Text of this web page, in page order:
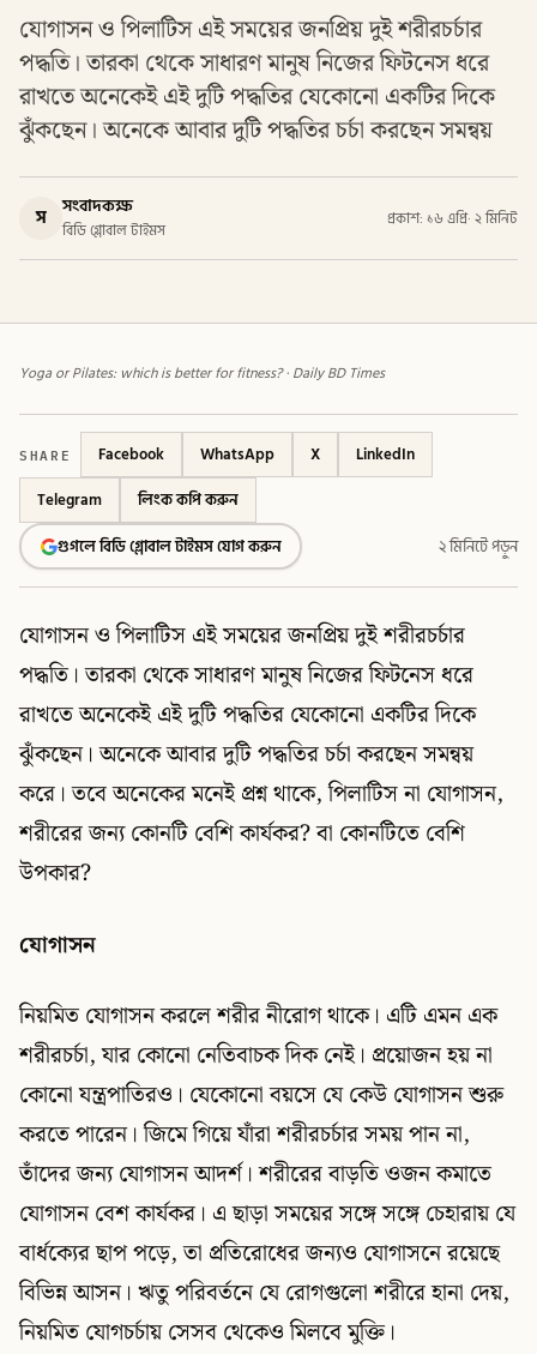
যোগাসন ও পিলাটিস এই সময়ের জনপ্রিয় দুই শরীরচর্চার
পদ্ধতি। তারকা থেকে সাধারণ মানুষ নিজের ফিটনেস ধরে
রাখতে অনেকেই এই দুটি পদ্ধতির যেকোনো একটির দিকে
ঝুঁকছেন। অনেকে আবার দুটি পদ্ধতির চর্চা করছেন সমন্বয়
স সংবাদকক্ষ
বিডি গ্লোবাল টাইমস
প্রকাশ: ১৬ এপ্রি· ২ মিনিট
Yoga or Pilates: which is better for fitness? · Daily BD Times
SHARE Facebook WhatsApp X
LinkedIn
Telegram
লিংক কপি করুন
গুগলে বিডি গ্লোবাল টাইমস যোগ করুন
২ মিনিটে পড়ুন
যোগাসন ও পিলাটিস এই সময়ের জনপ্রিয় দুই শরীরচর্চার
পদ্ধতি। তারকা থেকে সাধারণ মানুষ নিজের ফিটনেস ধরে
রাখতে অনেকেই এই দুটি পদ্ধতির যেকোনো একটির দিকে
ঝুঁকছেন। অনেকে আবার দুটি পদ্ধতির চর্চা করছেন সমন্বয়
করে। তবে অনেকের মনেই প্রশ্ন থাকে, পিলাটিস না যোগাসন,
শরীরের জন্য কোনটি বেশি কার্যকর? বা কোনটিতে বেশি
উপকার?
যোগাসন
নিয়মিত যোগাসন করলে শরীর নীরোগ থাকে। এটি এমন এক
শরীরচর্চা, যার কোনো নেতিবাচক দিক নেই। প্রয়োজন হয় না
কোনো যন্ত্রপাতিরও। যেকোনো বয়সে যে কেউ যোগাসন শুরু
করতে পারেন। জিমে গিয়ে যাঁরা শরীরচর্চার সময় পান না,
তাঁদের জন্য যোগাসন আদর্শ। শরীরের বাড়তি ওজন কমাতে
যোগাসন বেশ কার্যকর। এ ছাড়া সময়ের সঙ্গে সঙ্গে চেহারায় যে
বার্ধক্যের ছাপ পড়ে, তা প্রতিরোধের জন্যও যোগাসনে রয়েছে
বিভিন্ন আসন। ঋতু পরিবর্তনে যে রোগগুলো শরীরে হানা দেয়,
নিয়মিত যোগচর্চায় সেসব থেকেও মিলবে মুক্তি।